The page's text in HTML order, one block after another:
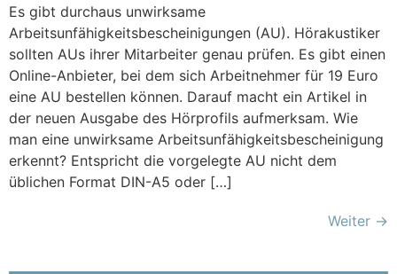
Es gibt durchaus unwirksame
Arbeitsunfähigkeitsbescheinigungen (AU). Hörakustiker
sollten AUs ihrer Mitarbeiter genau prüfen. Es gibt einen
Online-Anbieter, bei dem sich Arbeitnehmer für 19 Euro
eine AU bestellen können. Darauf macht ein Artikel in
der neuen Ausgabe des Hörprofils aufmerksam. Wie
man eine unwirksame Arbeitsunfähigkeitsbescheinigung
erkennt? Entspricht die vorgelegte AU nicht dem
üblichen Format DIN-A5 oder […]
Weiter →